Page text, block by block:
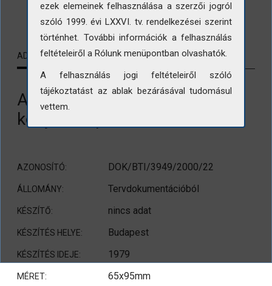
LETÖLTÉS
ADATLAP KAPCSOLÓDÓ TARTALMAK
A Fővárosi Szabó Ervin
könyvtár épülete
AZONOSÍTÓ: DOK/BTI/3949/2000/22
ÁLLOMÁNY: Tervdokumentációból
KÉSZÍTŐ: nincs adat
KÉSZÍTÉS HELYE: Budapest
KÉSZÍTÉS IDEJE: 1979
MÉRET: 65x95mm
ezek elemeinek felhasználása a szerzői jogról
szóló 1999. évi LXXVI. tv. rendelkezései szerint
történhet. További információk a felhasználás
feltételeiről a Rólunk menüpontban olvashatók.
A felhasználás jogi feltételeiről szóló
tájékoztatást az ablak bezárásával tudomásul
vettem.